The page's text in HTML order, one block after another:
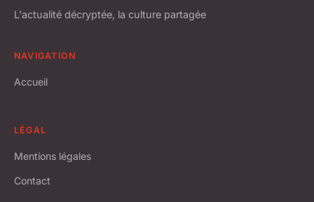
L'actualité décryptée, la culture partagée
NAVIGATION
Accueil
LÉGAL
Mentions légales
Contact